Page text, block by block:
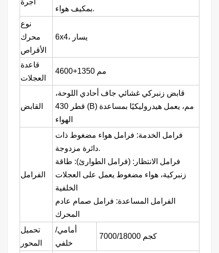
أجرة
بمكيف هواء.
نوع
محرك
الأقراص
6x4، يسار
قاعدة
العجلات
4600+1350 مم
القابض
قابض زنبركي غشائي جاف أحادي اللوحة،
قطر 430 (B) مم، يعمل هيدروليكيًا بمساعدة
الهواء
الفرامل
فرامل الخدمة: فرامل هواء مضغوط ذات
دائرة مزدوجة.
فرامل الانتظار: (فرامل الطوارئ): طاقة
زنبركية، هواء مضغوط يعمل على العجلات
الخلفية
الفرامل المساعدة: فرامل صمام عادم
المحرك
تحميل
المحور
أمامي/
خلفي
7000/18000 كجم